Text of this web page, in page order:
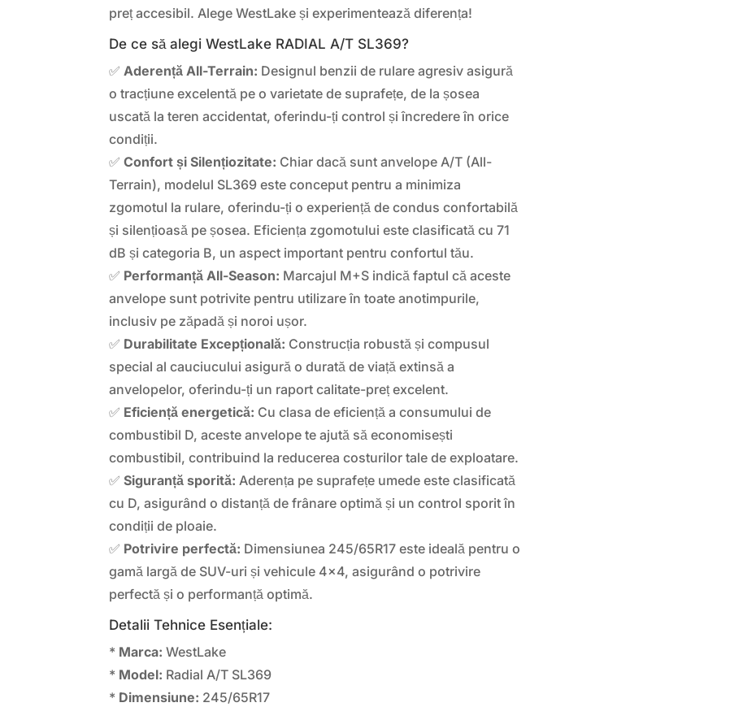
preț accesibil. Alege WestLake și experimentează diferența!
De ce să alegi WestLake RADIAL A/T SL369?
✅Aderență All-Terrain: Designul benzii de rulare agresiv asigură
o tracțiune excelentă pe o varietate de suprafețe, de la șosea
uscată la teren accidentat, oferindu-ți control și încredere în orice
condiții.
✅Confort și Silențiozitate: Chiar dacă sunt anvelope A/T (All-
Terrain), modelul SL369 este conceput pentru a minimiza
zgomotul la rulare, oferindu-ți o experiență de condus confortabilă
și silențioasă pe șosea. Eficiența zgomotului este clasificată cu 71
dB și categoria B, un aspect important pentru confortul tău.
✅ Performanță All-Season: Marcajul M+S indică faptul că aceste
anvelope sunt potrivite pentru utilizare în toate anotimpurile,
inclusiv pe zăpadă și noroi ușor.
✅ Durabilitate Excepțională: Construcția robustă și compusul
special al cauciucului asigură o durată de viață extinsă a
anvelopelor, oferindu-ți un raport calitate-preț excelent.
✅ Eficiență energetică: Cu clasa de eficiență a consumului de
combustibil D, aceste anvelope te ajută să economisești
combustibil, contribuind la reducerea costurilor tale de exploatare.
✅Siguranță sporită: Aderența pe suprafețe umede este clasificată
cu D, asigurând o distanță de frânare optimă și un control sporit în
condiții de ploaie.
✅ Potrivire perfectă: Dimensiunea 245/65R17 este ideală pentru o
gamă largă de SUV-uri și vehicule 4×4, asigurând o potrivire
perfectă și o performanță optimă.
Detalii Tehnice Esențiale:
* Marca: WestLake
* Model: Radial A/T SL369
* Dimensiune: 245/65R17